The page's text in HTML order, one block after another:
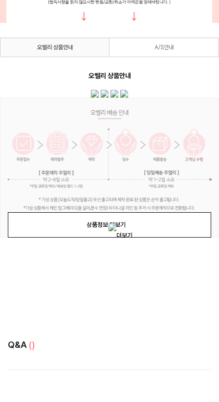
상품정보 더보기
오벨리 상품안내 A/S안내
오벨리 상품안내
Q&A ()